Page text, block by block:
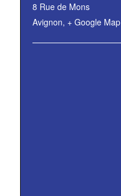
8 Rue de Mons
Avignon, + Google Map